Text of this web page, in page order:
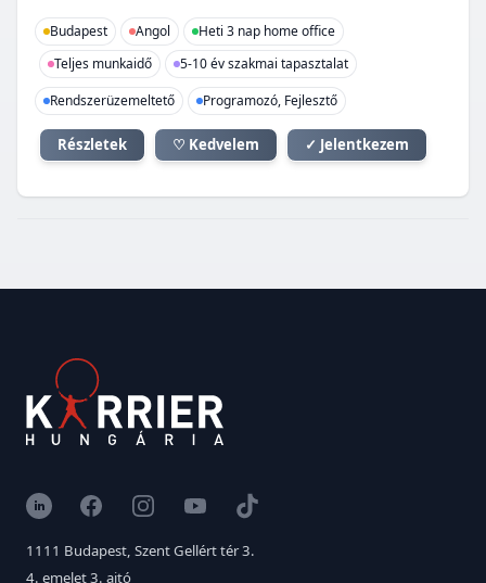
Budapest Angol
Heti 3 nap home office
Teljes munkaidő
5-10 év szakmai tapasztalat
Rendszerüzemeltető
Programozó, Fejlesztő
Részletek ♡ Kedvelem ✓ Jelentkezem
LinkedInFacebookInstagramYouTubeTikTok
1111 Budapest, Szent Gellért tér 3.
4. emelet 3. ajtó